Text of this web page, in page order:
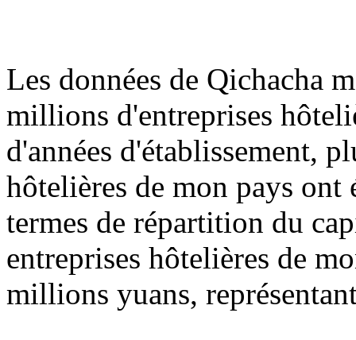
Les données de Qichacha
millions d'entreprises
d'années d'établissement,
hôtelières de mon pays ont
termes de répartition du
entreprises hôtelières de
millions yuans,